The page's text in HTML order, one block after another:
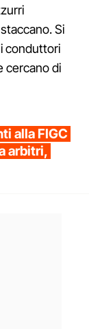
Si
conduttori
cercano di
alla FIGC
arbitri,